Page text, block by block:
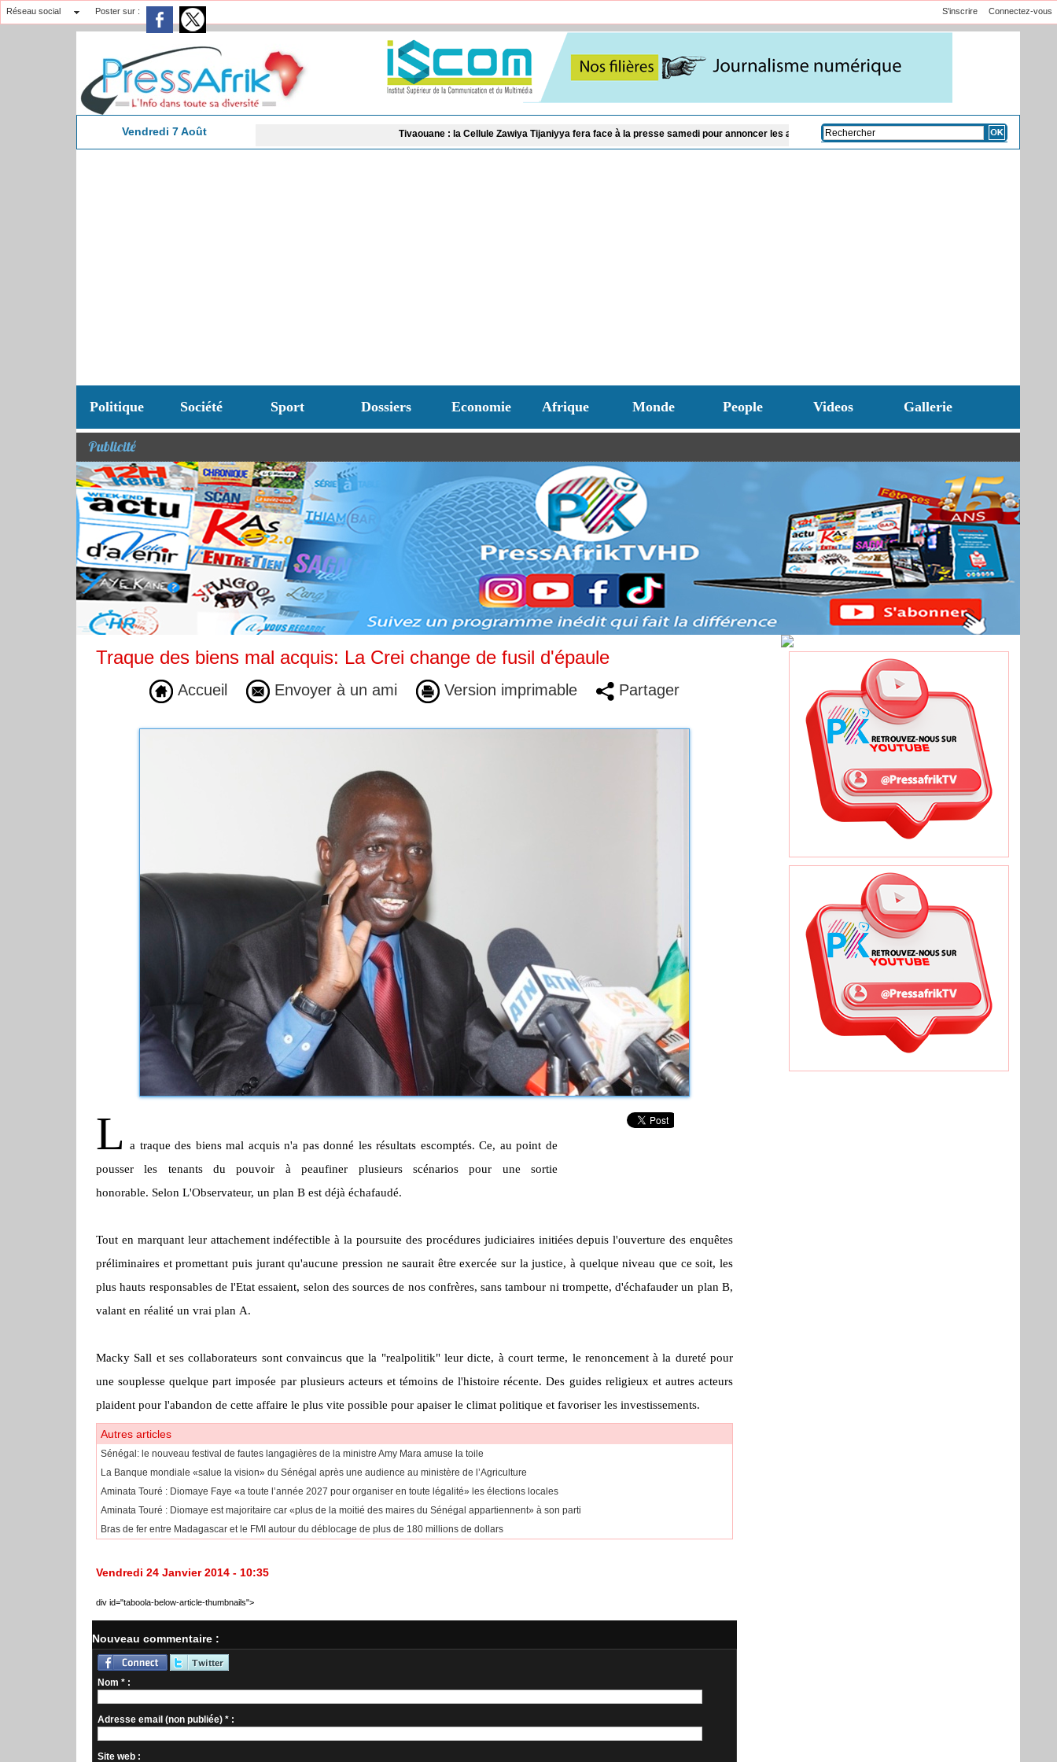
Réseau social Poster sur : Connectez-vous
S'inscrire
Vendredi 7 Août ​Tivaouane : la Cellule Zawiya Tijaniyya fera face à la presse samedi pour annoncer les activités du Gamou 2026 Sénégal: le nouveau festival de fautes
Politique Société Sport Dossiers Economie Afrique Monde People Videos Gallerie
Publicité
Traque des biens mal acquis: La Crei change de fusil d'épaule
Accueil Envoyer à un ami Version imprimable Partager
L a traque des biens mal acquis n'a pas donné les résultats escomptés. Ce, au point de
pousser les tenants du pouvoir à peaufiner plusieurs scénarios pour une sortie
honorable. Selon L'Observateur, un plan B est déjà échafaudé.
Tout en marquant leur attachement indéfectible à la poursuite des procédures judiciaires initiées depuis l'ouverture des enquêtes
préliminaires et promettant puis jurant qu'aucune pression ne saurait être exercée sur la justice, à quelque niveau que ce soit, les
plus hauts responsables de l'Etat essaient, selon des sources de nos confrères, sans tambour ni trompette, d'échafauder un planB,
valant en réalité un vrai plan A.
Macky Sall et ses collaborateurs sont convaincus que la "realpolitik" leur dicte, à court terme, le renoncement à la dureté pour
une souplesse quelque part imposée par plusieurs acteurs et témoins de l'histoire récente. Des guides religieux et autres acteurs
plaident pour l'abandon de cette affaire le plus vite possible pour apaiser le climat politique et favoriser les investissements.
Autres articles
Sénégal: le nouveau festival de fautes langagières de la ministre Amy Mara amuse la toile
La Banque mondiale «salue la vision» du Sénégal après une audience au ministère de l’Agriculture
Aminata Touré : Diomaye Faye «a toute l’année 2027 pour organiser en toute légalité» les élections locales
Aminata Touré : Diomaye est majoritaire car «plus de la moitié des maires du Sénégal appartiennent» à son parti
Bras de fer entre Madagascar et le FMI autour du déblocage de plus de 180 millions de dollars
Vendredi 24 Janvier 2014 - 10:35
div id="taboola-below-article-thumbnails">
Nouveau commentaire :
Nom * :
Adresse email (non publiée) * :
Site web :